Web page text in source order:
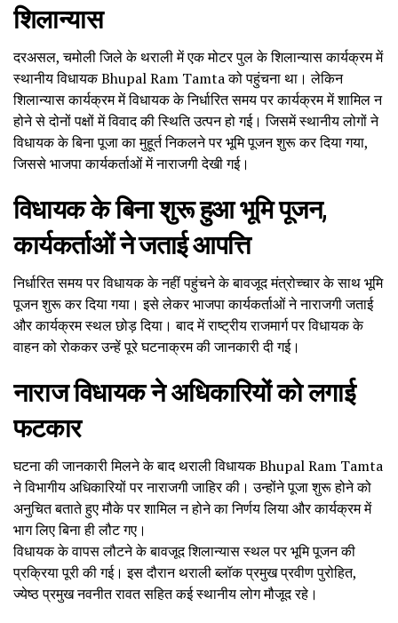
शिलान्यास
दरअसल, चमोली जिले के थराली में एक मोटर पुल के शिलान्यास कार्यक्रम में
स्थानीय विधायक Bhupal Ram Tamta को पहुंचना था। लेकिन
शिलान्यास कार्यक्रम में विधायक के निर्धारित समय पर कार्यक्रम में शामिल न
होने से दोनों पक्षों में विवाद की स्थिति उत्पन हो गई। जिसमें स्थानीय लोगों ने
विधायक के बिना पूजा का मुहूर्त निकलने पर भूमि पूजन शुरू कर दिया गया,
जिससे भाजपा कार्यकर्ताओं में नाराजगी देखी गई।
विधायक के बिना शुरू हुआ भूमि पूजन,
कार्यकर्ताओं ने जताई आपत्ति
निर्धारित समय पर विधायक के नहीं पहुंचने के बावजूद मंत्रोच्चार के साथ भूमि
पूजन शुरू कर दिया गया। इसे लेकर भाजपा कार्यकर्ताओं ने नाराजगी जताई
और कार्यक्रम स्थल छोड़ दिया। बाद में राष्ट्रीय राजमार्ग पर विधायक के
वाहन को रोककर उन्हें पूरे घटनाक्रम की जानकारी दी गई।
नाराज विधायक ने अधिकारियों को लगाई
फटकार
घटना की जानकारी मिलने के बाद थराली विधायक Bhupal Ram Tamta
ने विभागीय अधिकारियों पर नाराजगी जाहिर की। उन्होंने पूजा शुरू होने को
अनुचित बताते हुए मौके पर शामिल न होने का निर्णय लिया और कार्यक्रम में
भाग लिए बिना ही लौट गए।
विधायक के वापस लौटने के बावजूद शिलान्यास स्थल पर भूमि पूजन की
प्रक्रिया पूरी की गई। इस दौरान थराली ब्लॉक प्रमुख प्रवीण पुरोहित,
ज्येष्ठ प्रमुख नवनीत रावत सहित कई स्थानीय लोग मौजूद रहे।